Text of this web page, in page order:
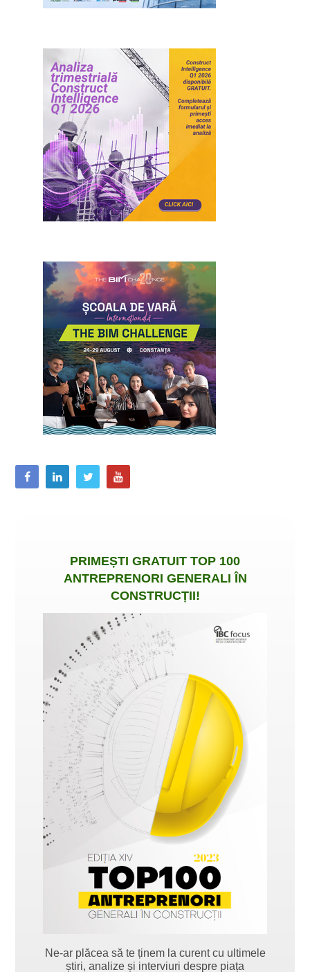
PRIMEȘTI GRATUIT TOP 100
ANTREPRENORI GENERALI ÎN
CONSTRUCȚII!
Ne-ar plăcea să te ținem la curent cu ultimele
știri, analize și interviuri despre piața